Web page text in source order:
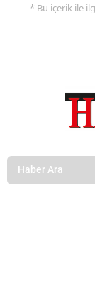
* Bu içerik ile